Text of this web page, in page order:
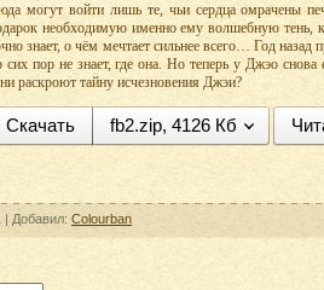
могут войти лишь те, чьи сердца омрачены
необходимую именно ему волшебную тень,
знает, о чём мечтает сильнее всего… Год
сих пор не знает, где она. Но теперь у Джэо
раскроют тайну исчезновения Джэи?
Скачать fb2.zip, 4126 Кб
| Добавил: Colourban